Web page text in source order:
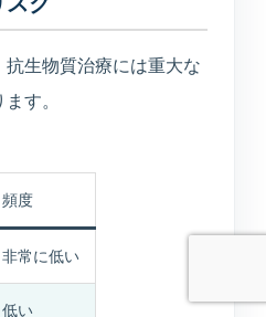
抗生物質治療には重大な
す。
頻度
非常に低い
低い
ってる？